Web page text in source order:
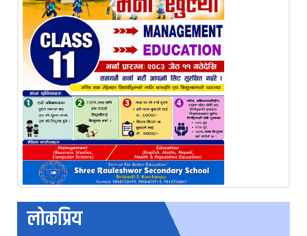
लोकप्रिय